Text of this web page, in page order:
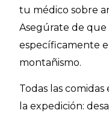
tu médico sobre
Asegúrate de
específicamente
montañismo.
Todas las
la expedición: